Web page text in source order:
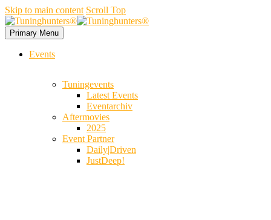
Skip to main content Scroll Top
Primary Menu
Events
Tuningevents
Latest Events
Eventarchiv
Aftermovies
2025
Event Partner
Daily|Driven
JustDeep!